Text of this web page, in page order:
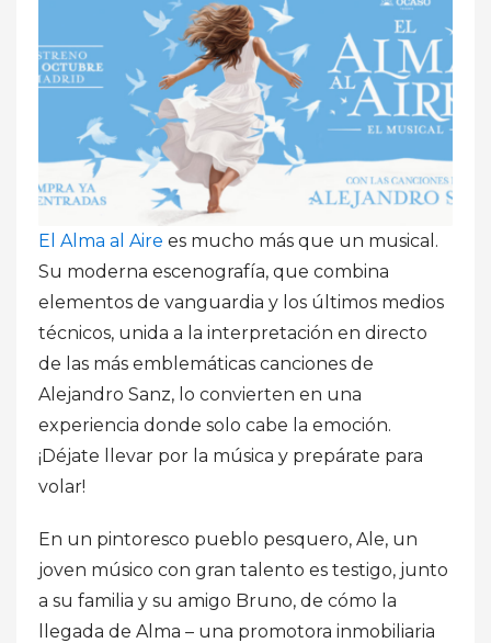
El Alma al Aire es mucho más que un musical.
Su moderna escenografía, que combina
elementos de vanguardia y los últimos medios
técnicos, unida a la interpretación en directo
de las más emblemáticas canciones de
Alejandro Sanz, lo convierten en una
experiencia donde solo cabe la emoción.
¡Déjate llevar por la música y prepárate para
volar!
En un pintoresco pueblo pesquero, Ale, un
joven músico con gran talento es testigo, junto
a su familia y su amigo Bruno, de cómo la
llegada de Alma – una promotora inmobiliaria